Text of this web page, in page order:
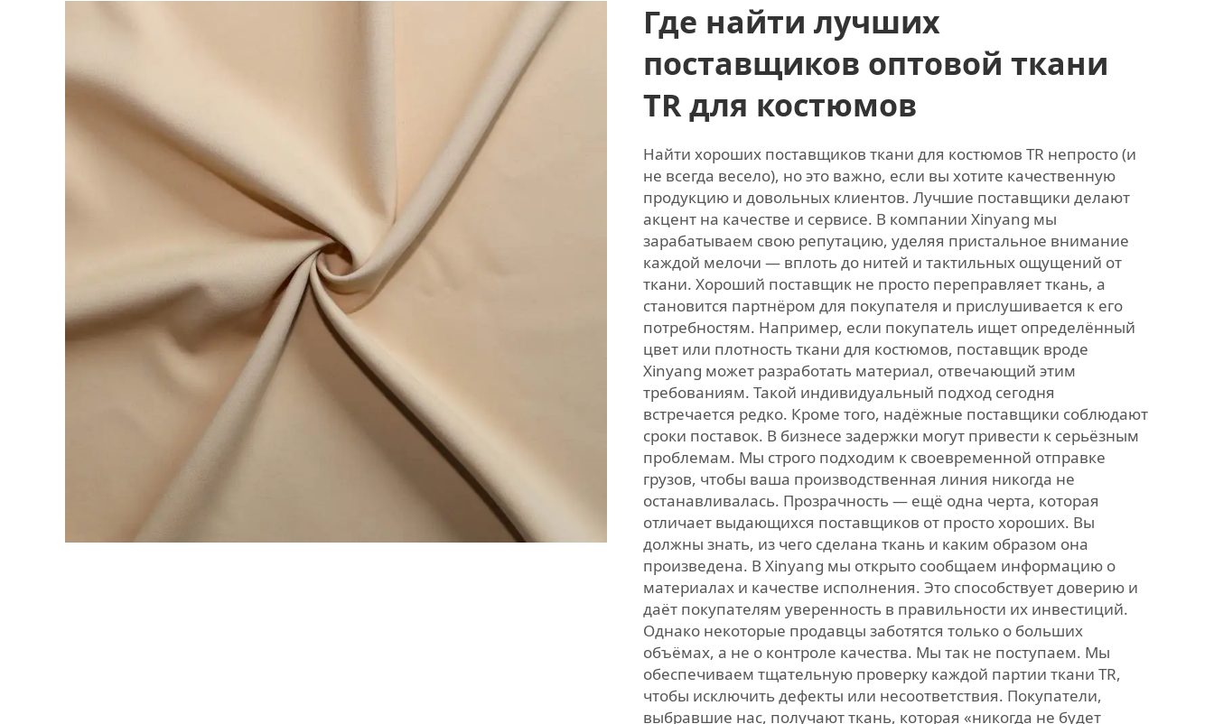
Где найти лучших
поставщиков оптовой ткани
TR для костюмов
Найти хороших поставщиков ткани для костюмов TR непросто (и
не всегда весело), но это важно, если вы хотите качественную
продукцию и довольных клиентов. Лучшие поставщики делают
акцент на качестве и сервисе. В компании Xinyang мы
зарабатываем свою репутацию, уделяя пристальное внимание
каждой мелочи — вплоть до нитей и тактильных ощущений от
ткани. Хороший поставщик не просто переправляет ткань, а
становится партнёром для покупателя и прислушивается к его
потребностям. Например, если покупатель ищет определённый
цвет или плотность ткани для костюмов, поставщик вроде
Xinyang может разработать материал, отвечающий этим
требованиям. Такой индивидуальный подход сегодня
встречается редко. Кроме того, надёжные поставщики соблюдают
сроки поставок. В бизнесе задержки могут привести к серьёзным
проблемам. Мы строго подходим к своевременной отправке
грузов, чтобы ваша производственная линия никогда не
останавливалась. Прозрачность — ещё одна черта, которая
отличает выдающихся поставщиков от просто хороших. Вы
должны знать, из чего сделана ткань и каким образом она
произведена. В Xinyang мы открыто сообщаем информацию о
материалах и качестве исполнения. Это способствует доверию и
даёт покупателям уверенность в правильности их инвестиций.
Однако некоторые продавцы заботятся только о больших
объёмах, а не о контроле качества. Мы так не поступаем. Мы
обеспечиваем тщательную проверку каждой партии ткани TR,
чтобы исключить дефекты или несоответствия. Покупатели,
выбравшие нас, получают ткань, которая «никогда не будет